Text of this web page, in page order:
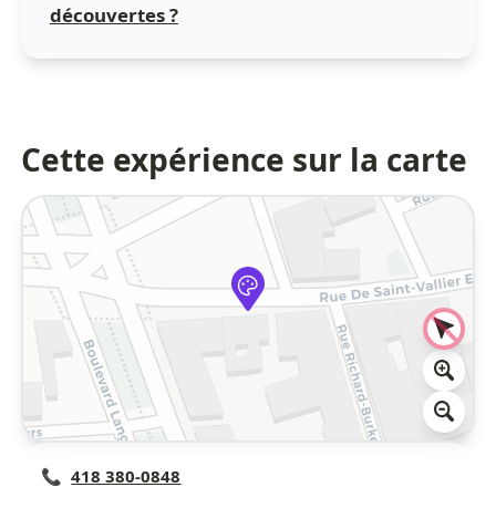
découvertes ?
Cette expérience sur la carte
📞418 380-0848